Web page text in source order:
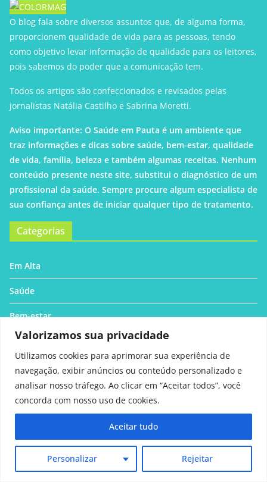
Valorizamos sua privacidade
Utilizamos cookies para aprimorar sua experiência de
navegação, exibir anúncios ou conteúdo personalizado e
analisar nosso tráfego. Ao clicar em “Aceitar todos”, você
concorda com nosso uso de cookies.
Personalizar Rejeitar
Aceitar tudo
O blog fala sobre diversos assuntos que, de alguma forma,
proporcionem qualidade de vida para as pessoas, tendo
como objetivo levar informação de qualidade para os leitores,
pois sabemos do poder que a comunicação tem.
Todos os artigos são confeccionados e revisados pelas
jornalistas Natália Castilho e Sabrina Moretti.
Aviso importante: O Saúde em Pauta é um ambiente que
traz informações e dicas sobre saúde, bem-estar, qualidade
de vida, família, beleza e também algumas receitas. Nenhum
conteúdo presente neste site, substitui o diagnóstico de um
profissional da saúde. Sempre procure algum especialista de
sua confiança antes de iniciar qualquer tipo de tratamento.
Categorias
Em Alta
Saúde
Bem-estar
Família
Qualidade de vida
Beleza
Contato
#3064 (sem título)